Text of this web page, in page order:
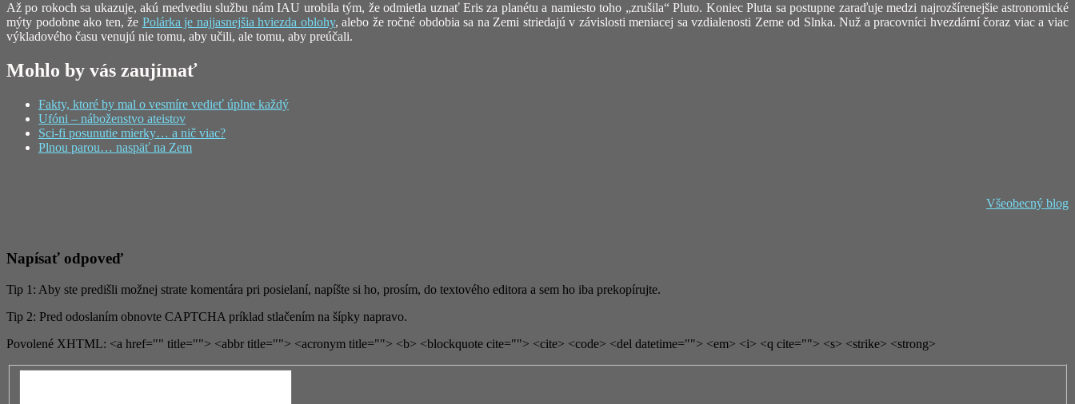
Až po rokoch sa ukazuje, akú medvediu službu nám IAU urobila tým, že odmietla uznať Eris za planétu a namiesto toho „zrušila“ Pluto. Koniec Pluta sa postupne zaraďuje medzi najrozšírenejšie astronomické
mýty podobne ako ten, že Polárka je najjasnejšia hviezda oblohy, alebo že ročné obdobia sa na Zemi striedajú v závislosti meniacej sa vzdialenosti Zeme od Slnka. Nuž a pracovníci hvezdární čoraz viac a viac
výkladového času venujú nie tomu, aby učili, ale tomu, aby preúčali.
Mohlo by vás zaujímať
Fakty, ktoré by mal o vesmíre vedieť úplne každý
Ufóni – náboženstvo ateistov
Sci-fi posunutie mierky… a nič viac?
Plnou parou… naspäť na Zem
Všeobecný blog
Napísať odpoveď
Tip 1: Aby ste predišli možnej strate komentára pri posielaní, napíšte si ho, prosím, do textového editora a sem ho iba prekopírujte.
Tip 2: Pred odoslaním obnovte CAPTCHA príklad stlačením na šípky napravo.
Povolené XHTML: <a href="" title=""> <abbr title=""> <acronym title=""> <b> <blockquote cite=""> <cite> <code> <del datetime=""> <em> <i> <q cite=""> <s> <strike> <strong>